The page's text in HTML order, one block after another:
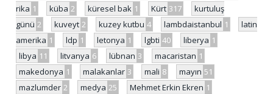
rika 1 küba 2 küresel bak 1 Kürt 317
kurtuluş
günü 2 kuveyt 2 kuzey kutbu 4 lambdaistanbul 1
latin
amerika 1 ldp 1 letonya 1 lgbti 40 liberya 1
libya 11 litvanya 6 lübnan 3 macaristan 1
makedonya 1 malakanlar 3 mali 8 mayın 51
mazlumder 2 medya 25 Mehmet Erkin Ekren 1